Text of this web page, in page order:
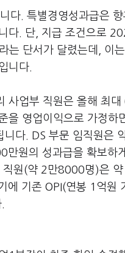
다 특별경영성과급은 향
다
단 지급 조건으로
는 단서가 달렸는데
이
니다
사업부 직원은 올해 최대
을 영업이익으로 가정하
니다 . DS 부문 임직원은
만원의 성과급을 확보하
원(약 2 만8000명 )은 약
에 기존 OPI(연봉 1 억원